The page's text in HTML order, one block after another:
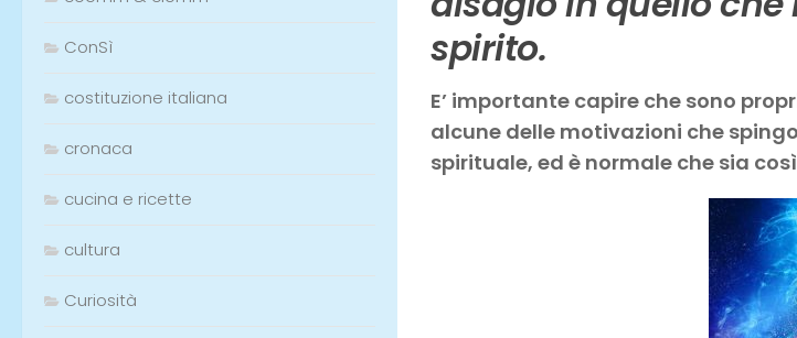
spirito.
E’ importante capire che sono
alcune delle motivazioni che
spirituale, ed è normale che sia
ConSì
costituzione italiana
cronaca
cucina e ricette
cultura
Curiosità